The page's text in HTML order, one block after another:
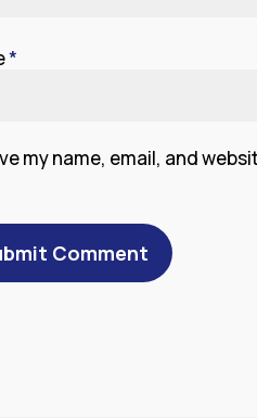
*
my name, email, and